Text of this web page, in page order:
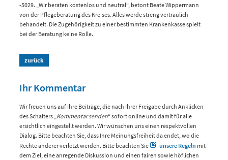
-5029. „Wir beraten kostenlos und neutral“, betont Beate Wippermann
von der Pflegeberatung des Kreises. Alles werde streng vertraulich
behandelt. Die Zugehörigkeit zu einer bestimmten Krankenkasse spielt
bei der Beratung keine Rolle.
zurück
Ihr Kommentar
Wir freuen uns auf Ihre Beiträge, die nach Ihrer Freigabe durch Anklicken
des Schalters „Kommentar senden“ sofort online und damit für alle
ersichtlich eingestellt werden. Wir wünschen uns einen respektvollen
Dialog. Bitte beachten Sie, dass Ihre Meinungsfreiheit da endet, wo die
Rechte anderer verletzt werden. Bitte beachten Sie
unsere Regeln mit
dem Ziel, eine anregende Diskussion und einen fairen sowie höflichen